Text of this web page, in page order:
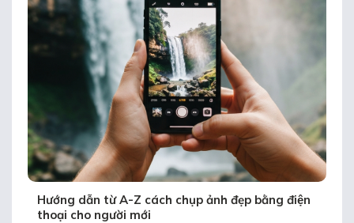
Hướng dẫn từ A-Z cách chụp ảnh đẹp bằng điện
thoại cho người mới